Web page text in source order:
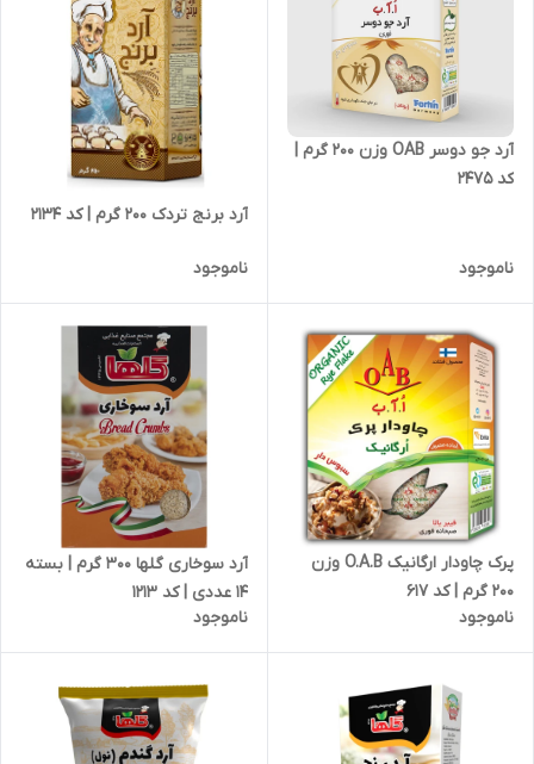
آرد جو دوسر OAB وزن 200 گرم |
کد 2475
ناموجود
آرد برنج تردک 200 گرم | کد 2134
ناموجود
پرک چاودار ارگانیک O.A.B وزن
200 گرم | کد 617
ناموجود
آرد سوخاری گلها 300 گرم | بسته
14 عددی | کد 1213
ناموجود